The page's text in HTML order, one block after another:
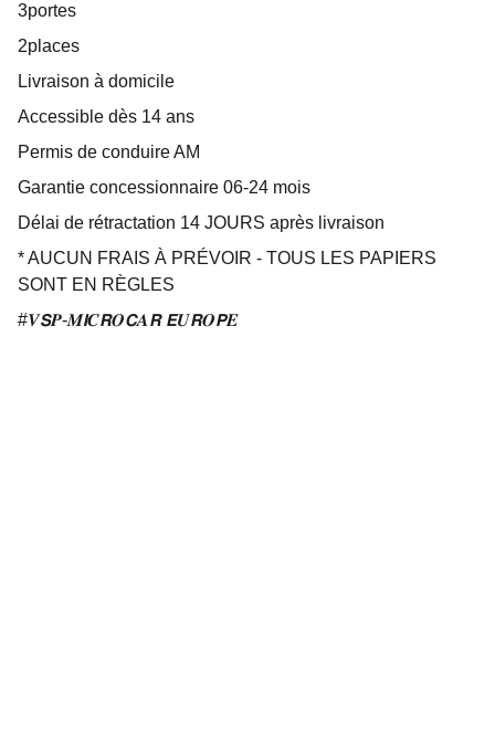
3portes
2places
Livraison à domicile
Accessible dès 14 ans
Permis de conduire AM
Garantie concessionnaire 06-24 mois
Délai de rétractation 14 JOURS après livraison
* AUCUN FRAIS À PRÉVOIR - TOUS LES PAPIERS
SONT EN RÈGLES
#𝑽𝙎𝑷-𝑴𝙄𝑪𝙍𝑶𝘾𝑨𝙍 𝙀𝑼𝙍𝑶𝙋𝑬